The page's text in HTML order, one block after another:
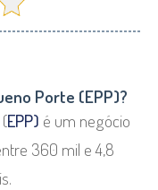
Porte (EPP)?
EPP) é um negócio
360 mil e 4,8